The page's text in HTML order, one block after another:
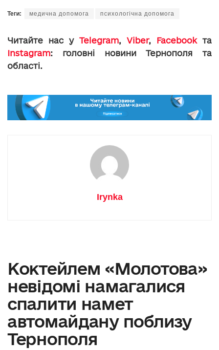
Теги: медична допомога психологічна допомога
Читайте нас у Telegram, Viber, Facebookта
Instagram: головні новини Тернополя та
області.
Irynka
Коктейлем «Молотова»
невідомі намагалися
спалити намет
автомайдану поблизу
Тернополя